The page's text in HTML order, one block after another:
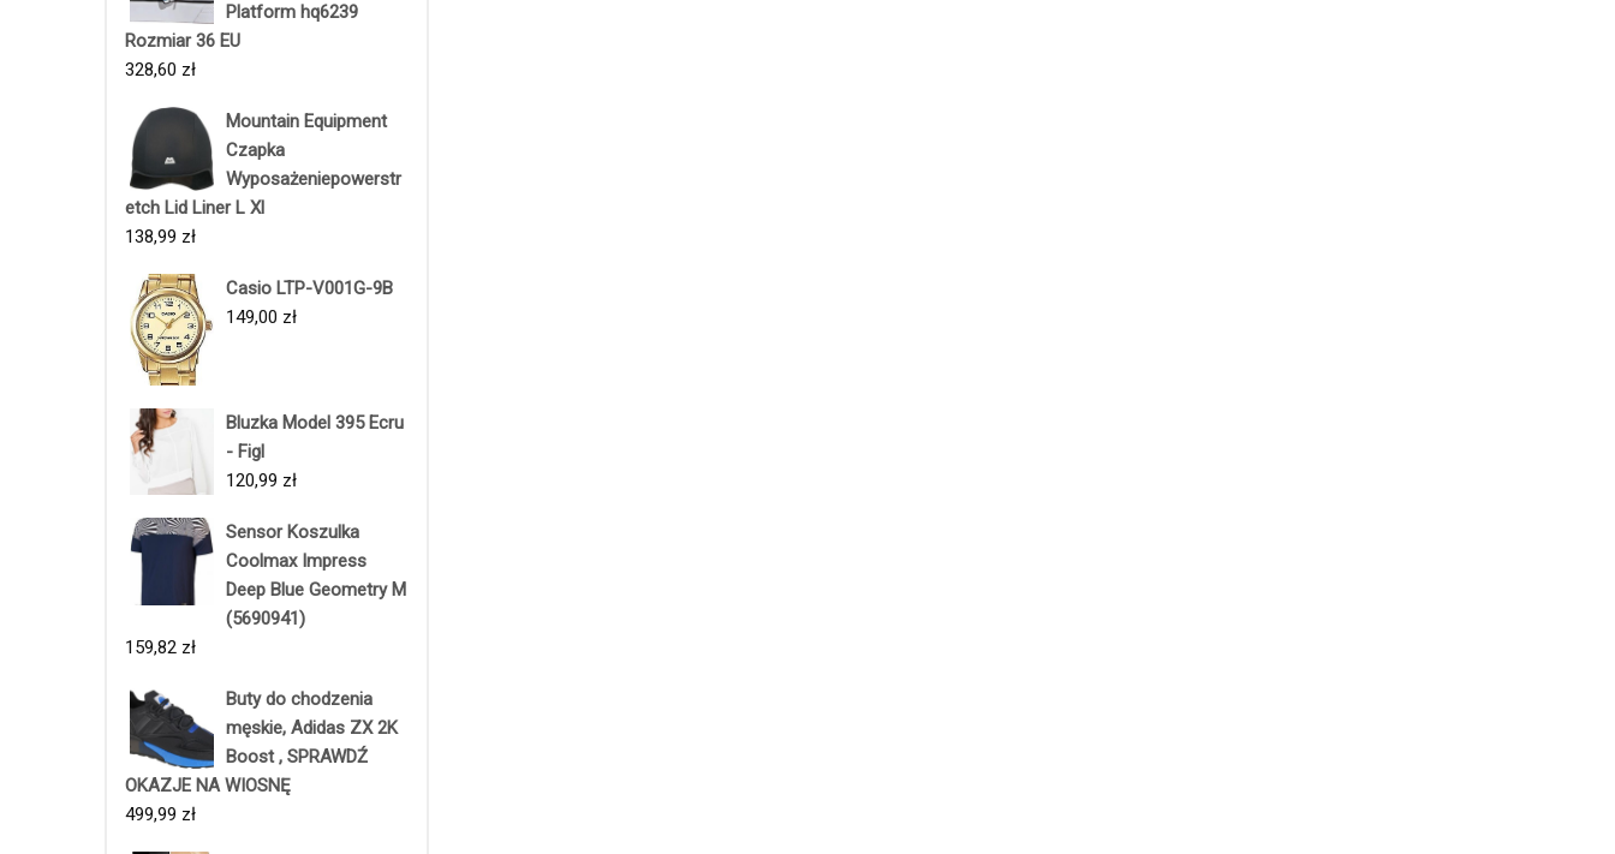
Platform hq6239
Rozmiar 36 EU
328,60 zł
Mountain Equipment
Czapka
Wyposażeniepowerstr
etch Lid Liner L Xl
138,99 zł
Casio LTP-V001G-9B
149,00 zł
Bluzka Model 395 Ecru
- Figl
120,99 zł
Sensor Koszulka
Coolmax Impress
Deep Blue Geometry M
(5690941)
159,82 zł
Buty do chodzenia
męskie, Adidas ZX 2K
Boost , SPRAWDŹ
OKAZJE NA WIOSNĘ
499,99 zł